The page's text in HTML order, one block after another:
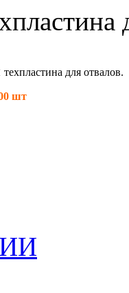
техпластина для отвалов.
шт